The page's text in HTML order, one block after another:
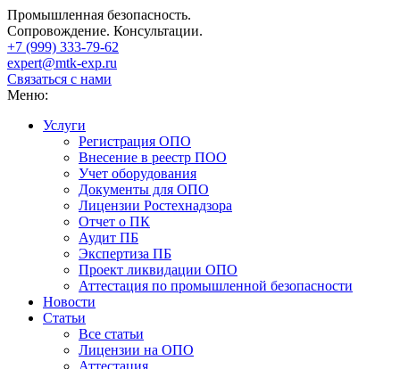
Промышленная безопасность.
Сопровождение. Консультации.
+7 (999) 333-79-62
expert@mtk-exp.ru
Связаться с нами
Меню:
Услуги
Регистрация ОПО
Внесение в реестр ПОО
Учет оборудования
Документы для ОПО
Лицензии Ростехнадзора
Отчет о ПК
Аудит ПБ
Экспертиза ПБ
Проект ликвидации ОПО
Аттестация по промышленной безопасности
Новости
Статьи
Все статьи
Лицензии на ОПО
Аттестация